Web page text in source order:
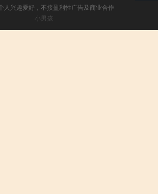
人兴趣爱好，不接盈利性广告及商业合作
小男孩